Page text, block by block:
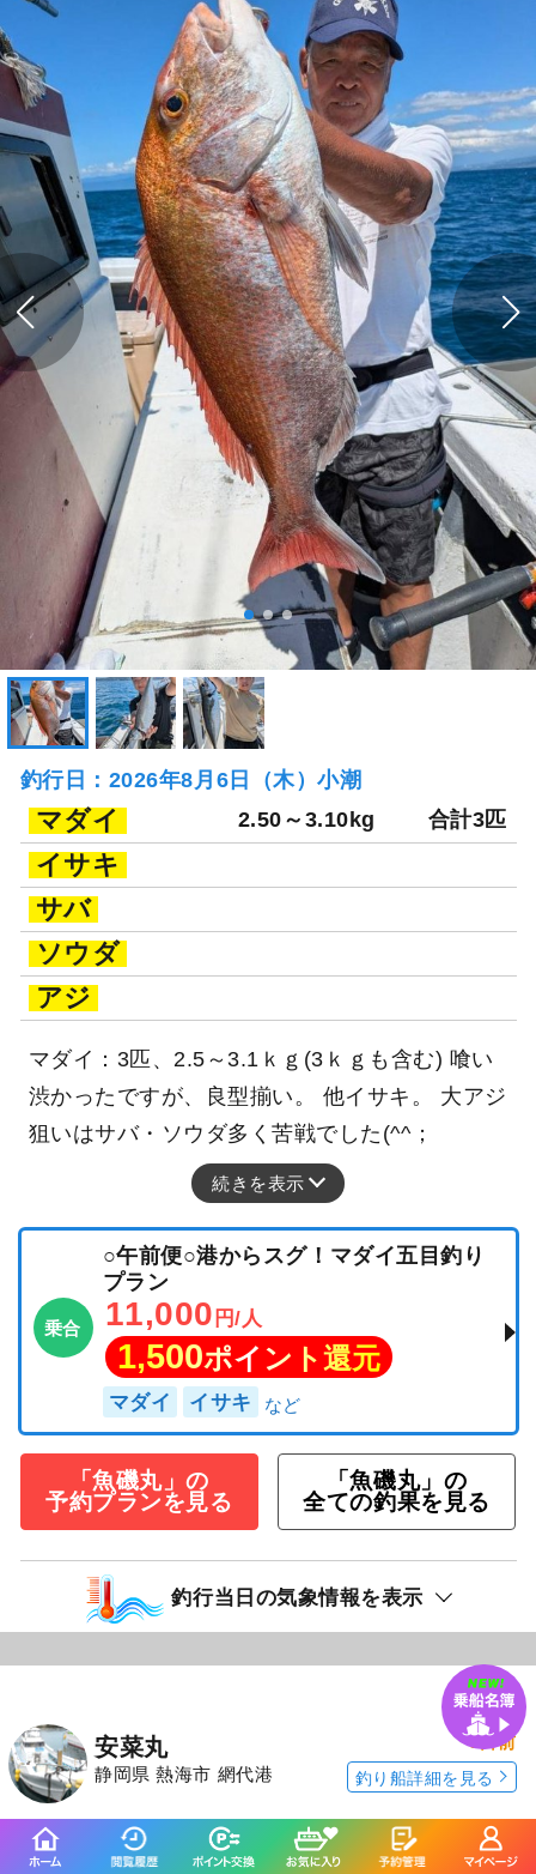
釣行日：2026年8月6日（木）小潮
マダイ 2.50～3.10kg 合計3匹
イサキ
サバ
ソウダ
アジ
マダイ：3匹、2.5～3.1ｋｇ(3ｋｇも含む) 喰い
渋かったですが、良型揃い。 他イサキ。 大アジ
狙いはサバ・ソウダ多く苦戦でした(^^；
続きを表示
乗合
○午前便○港からスグ！マダイ五目釣り
プラン
11,000 円/人
1,500ポイント還元
マダイ イサキ
「魚磯丸」の
予約プランを見る
「魚磯丸」の
全ての釣果を見る
釣行当日の気象情報を表示
安菜丸
静岡県 熱海市 網代港
3日前
釣り船詳細を見る